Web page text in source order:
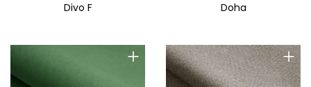
Divo F Doha
+ +